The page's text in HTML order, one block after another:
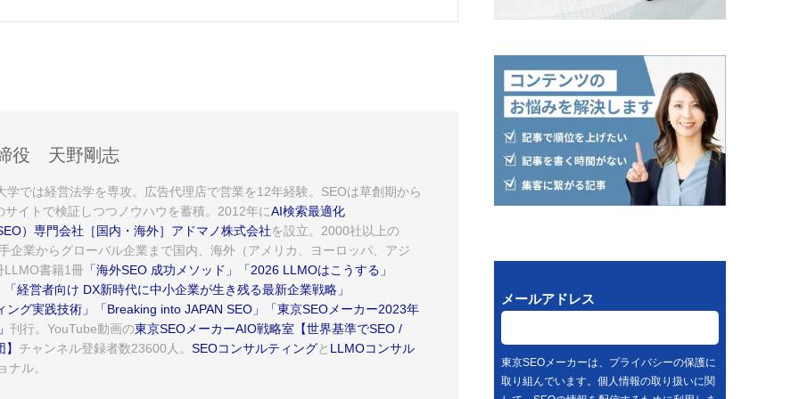
役 天野剛志
学では経営法学を専攻。広告代理店で営業を12年経験。SEOは草創期から
イトで検証しつつノウハウを蓄積。2012年にAI検索最適化
）専門会社［国内・海外］アドマノ株式会社を設立。2000社以上の
企業からグローバル企業まで国内、海外（アメリカ、ヨーロッパ、アジ
LLMO書籍1冊 「海外SEO 成功メソッド」
「2026 LLMOはこうする」
「経営者向け DX新時代に中小企業が生き残る最新企業戦略」
グ実践技術」
「Breaking into JAPAN SEO」
「東京SEOメーカー2023年
刊行。YouTube動画の東京SEOメーカーAIO戦略室【世界基準でSEO /
チャンネル登録者数23600人。 SEOコンサルティングと LLMOコンサル
ナル。
メールアドレス
東京SEOメーカーは、プライバシーの保護に
取り組んでいます。個人情報の取り扱いに関